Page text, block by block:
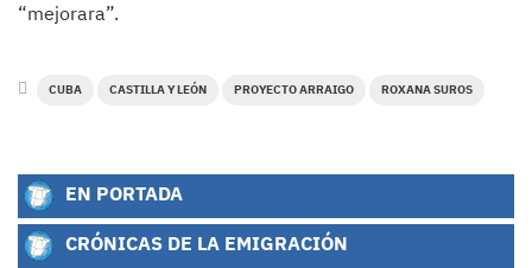
“mejorara”.
CUBA CASTILLA Y LEÓN PROYECTO ARRAIGO ROXANA SUROS
EN PORTADA
CRÓNICAS DE LA EMIGRACIÓN